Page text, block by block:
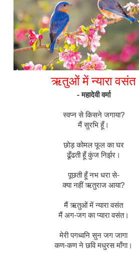
ऋतुओं में न्यारा वसंत
-महादेवी वर्मा
स्वप्न से किसने जगाया?
मैं सुरभि हूँ।
छोड़ कोमल फूल का घर
ढूँढती हूँ कुंज निर्झर।
पूछती हूँ नभ धरा से-
क्या नहीं ऋतुराज आया?
मैं ऋतुओं में न्यारा वसंत
मैं अग-जग का प्यारा वसंत।
मेरी पगध्वनि सुन जग जागा
कण-कण ने छवि मधुरस माँगा।